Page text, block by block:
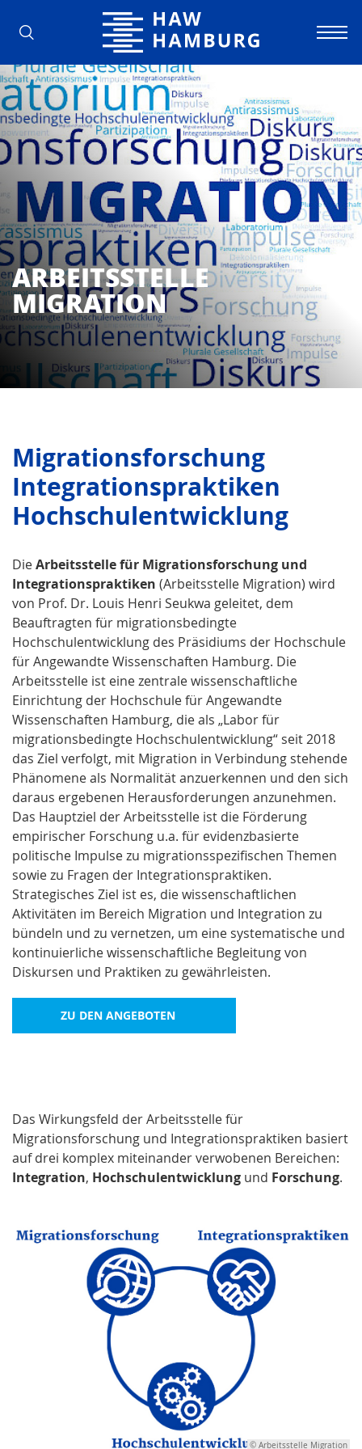
Hochschule für Angewandte
ARBEITSSTELLE
MIGRATION
Migrationsforschung
Integrationspraktiken
Hochschulentwicklung
DieArbeitsstelle für Migrationsforschung und
Integrationspraktiken (Arbeitsstelle Migration) wird
von Prof. Dr. Louis Henri Seukwa geleitet, dem
Beauftragten für migrationsbedingte
Hochschulentwicklung des Präsidiums der Hochschule
für Angewandte Wissenschaften Hamburg. Die
Arbeitsstelle ist eine zentrale wissenschaftliche
Einrichtung der Hochschule für Angewandte
Wissenschaften Hamburg, die als „Labor für
migrationsbedingte Hochschulentwicklung“ seit 2018
das Ziel verfolgt, mit Migration in Verbindung stehende
Phänomene als Normalität anzuerkennen und den sich
daraus ergebenen Herausforderungen anzunehmen.
Das Hauptziel der Arbeitsstelle ist die Förderung
empirischer Forschung u.a. für evidenzbasierte
politische Impulse zu migrationsspezifischen Themen
sowie zu Fragen der Integrationspraktiken.
Strategisches Ziel ist es, die wissenschaftlichen
Aktivitäten im Bereich Migration und Integration zu
bündeln und zu vernetzen, um eine systematische und
kontinuierliche wissenschaftliche Begleitung von
Diskursen und Praktiken zu gewährleisten.
ZU DEN ANGEBOTEN
Das Wirkungsfeld der Arbeitsstelle für
Migrationsforschung und Integrations­praktiken basiert
auf drei komplex miteinander verwobenen Bereichen:
Integration, Hochschulentwicklung und Forschung.
© Arbeitsstelle Migration